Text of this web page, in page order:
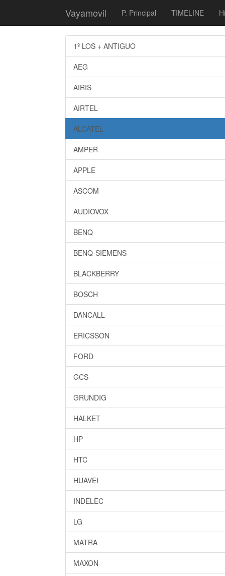
Vayamovil P. Principal TIMELINE
1º LOS + ANTIGUO
AEG
AIRIS
AIRTEL
ALCATEL
AMPER
APPLE
ASCOM
AUDIOVOX
BENQ
BENQ-SIEMENS
BLACKBERRY
BOSCH
DANCALL
ERICSSON
FORD
GCS
GRUNDIG
HALKET
HP
HTC
HUAVEI
INDELEC
LG
MATRA
MAXON